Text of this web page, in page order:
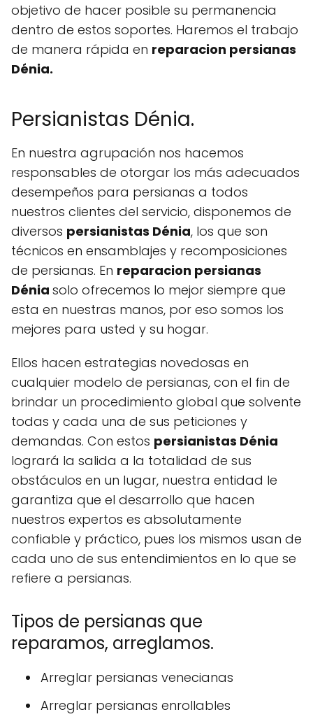
objetivo de hacer posible su permanencia
dentro de estos soportes. Haremos el trabajo
de manera rápida en reparacion persianas
Dénia.
Persianistas Dénia.
En nuestra agrupación nos hacemos
responsables de otorgar los más adecuados
desempeños para persianas a todos
nuestros clientes del servicio, disponemos de
diversos persianistas Dénia, los que son
técnicos en ensamblajes y recomposiciones
de persianas. En reparacion persianas
Dénia solo ofrecemos lo mejor siempre que
esta en nuestras manos, por eso somos los
mejores para usted y su hogar.
Ellos hacen estrategias novedosas en
cualquier modelo de persianas, con el fin de
brindar un procedimiento global que solvente
todas y cada una de sus peticiones y
demandas. Con estos persianistas Dénia
logrará la salida a la totalidad de sus
obstáculos en un lugar, nuestra entidad le
garantiza que el desarrollo que hacen
nuestros expertos es absolutamente
confiable y práctico, pues los mismos usan de
cada uno de sus entendimientos en lo que se
refiere a persianas.
Tipos de persianas que
reparamos, arreglamos.
Arreglar persianas venecianas
Arreglar persianas enrollables